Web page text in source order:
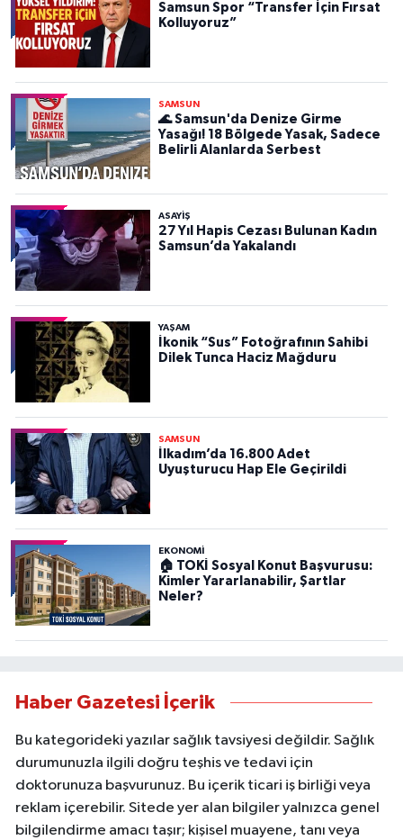
Samsun Spor “Transfer İçin Fırsat
Kolluyoruz”
SAMSUN
🌊 Samsun'da Denize Girme
Yasağı! 18 Bölgede Yasak, Sadece
Belirli Alanlarda Serbest
ASAYIŞ
27 Yıl Hapis Cezası Bulunan Kadın
Samsun’da Yakalandı
YAŞAM
İkonik “Sus” Fotoğrafının Sahibi
Dilek Tunca Haciz Mağduru
SAMSUN
İlkadım’da 16.800 Adet
Uyuşturucu Hap Ele Geçirildi
EKONOMİ
🏠 TOKİ Sosyal Konut Başvurusu:
Kimler Yararlanabilir, Şartlar
Neler?
Haber Gazetesi İçerik
Bu kategorideki yazılar sağlık tavsiyesi değildir. Sağlık
durumunuzla ilgili doğru teşhis ve tedavi için
doktorunuza başvurunuz. Bu içerik ticari iş birliği veya
reklam içerebilir. Sitede yer alan bilgiler yalnızca genel
bilgilendirme amacı taşır; kişisel muayene, tanı veya